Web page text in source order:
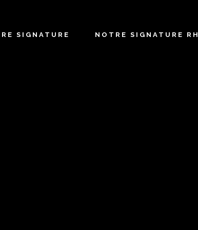
SIGNATURE NOTRE SIGNATURE RH